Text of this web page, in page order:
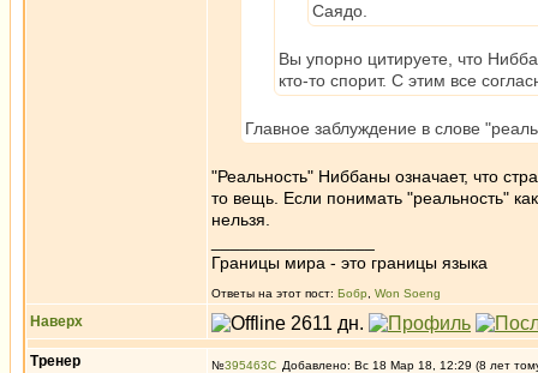
Саядо.
Вы упорно цитируете, что
кто-то спорит. С этим все
Главное заблуждение в слове
"Реальность" Ниббаны означает, что
то вещь. Если понимать "реальность"
нельзя.
Границы мира - это границы языка
Ответы на этот пост: Бобр Won Soeng
Наверх
Тренер №395463 Добавлено: Вс 18 Мар 18, 12:29 (8 лет